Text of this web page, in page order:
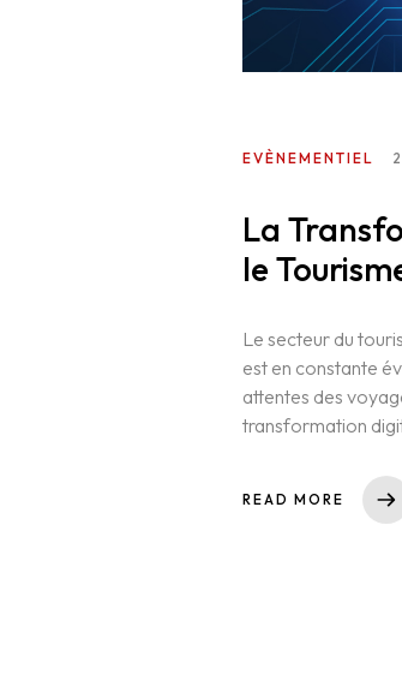
EVÈNEMENTIEL
La
le
Le secteur du
est en constante
attentes des
transformation
READ MORE